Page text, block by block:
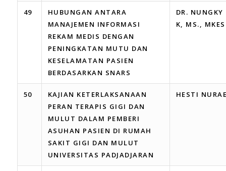
49
HUBUNGAN ANTARA
MANAJEMEN INFORMASI
REKAM MEDIS DENGAN
PENINGKATAN MUTU DAN
KESELAMATAN PASIEN
BERDASARKAN SNARS
DR.
K, MS., MKES
50
KAJIAN KETERLAKSANAAN
PERAN TERAPIS GIGI DAN
MULUT DALAM PEMBERI
ASUHAN PASIEN DI RUMAH
SAKIT GIGI DAN MULUT
UNIVERSITAS PADJADJARAN
HESTI